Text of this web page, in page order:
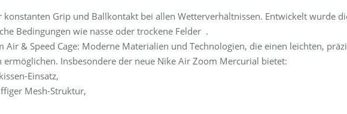
konstanten Grip und Ballkontakt bei allen Wetterverhältnissen. Entwickelt wurde
Bedingungen wie nasse oder trockene Felder .
& Speed Cage: Moderne Materialien und Technologien, die einen leichten,
Insbesondere der neue Nike Air Zoom Mercurial bietet:
Einsatz,
Mesh-Struktur,